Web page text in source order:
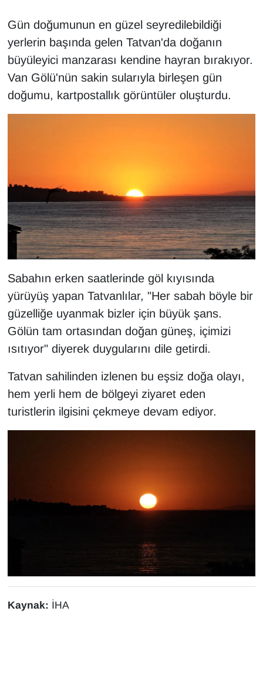
Gün doğumunun en güzel seyredilebildiği
yerlerin başında gelen Tatvan'da doğanın
büyüleyici manzarası kendine hayran bırakıyor.
Van Gölü'nün sakin sularıyla birleşen gün
doğumu, kartpostallık görüntüler oluşturdu.
Sabahın erken saatlerinde göl kıyısında
yürüyüş yapan Tatvanlılar, "Her sabah böyle bir
güzelliğe uyanmak bizler için büyük şans.
Gölün tam ortasından doğan güneş, içimizi
ısıtıyor" diyerek duygularını dile getirdi.
Tatvan sahilinden izlenen bu eşsiz doğa olayı,
hem yerli hem de bölgeyi ziyaret eden
turistlerin ilgisini çekmeye devam ediyor.
Kaynak: İHA
İngilizce
Kadın
Kamu Alımları
MAGAZİN
MEDYA
ONE EKONOMİ
Resmi İlanlar
RÖPORTAJ
SAĞLIK
Seri İlan
SPOR
Turizm